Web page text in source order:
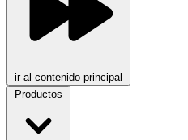
ir al contenido principal
Productos